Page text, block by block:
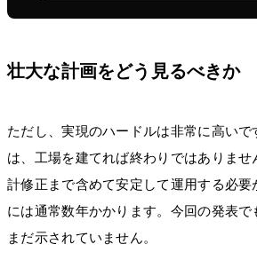
壮大な計画をどう見るべきか
ただし、実現のハードルは非常に高いで
は、工場を建てれば終わりではありま
計修正まで含めて安定して運用する必
には通常数年かかります。今回の発表で
まだ示されていません。